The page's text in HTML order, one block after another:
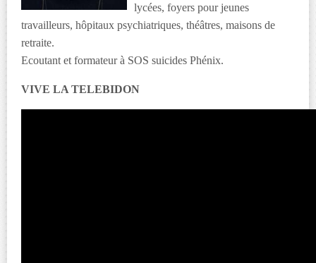
lycées, foyers pour jeunes
travailleurs, hôpitaux psychiatriques, théâtres, maisons de
retraite.
Ecoutant et formateur à SOS suicides Phénix.
VIVE LA TELEBIDON